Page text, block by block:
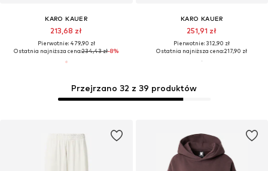
Przejrzano 32 z 39 produktów
KARO KAUER
213,68 zł
Pierwotnie: 479,90 zł
Ostatnia najniższa cena:234,43 zł-8%
KARO KAUER
251,91 zł
Pierwotnie: 312,90 zł
Ostatnia najniższa cena:217,90 zł